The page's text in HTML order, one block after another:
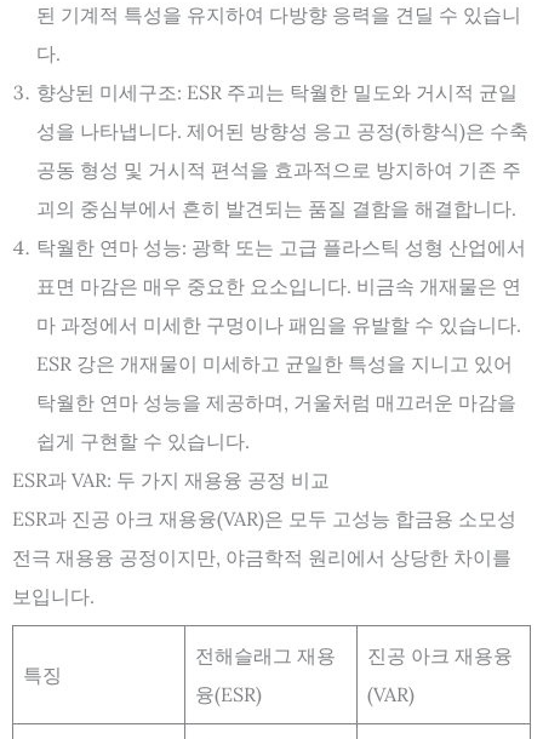
된 기계적 특성을 유지하여 다방향 응력을 견딜 수 있습니
다.
향상된 미세구조: ESR 주괴는 탁월한 밀도와 거시적 균일
성을 나타냅니다. 제어된 방향성 응고 공정(하향식)은 수축
공동 형성 및 거시적 편석을 효과적으로 방지하여 기존 주
괴의 중심부에서 흔히 발견되는 품질 결함을 해결합니다.
탁월한 연마 성능: 광학 또는 고급 플라스틱 성형 산업에서
표면 마감은 매우 중요한 요소입니다. 비금속 개재물은 연
마 과정에서 미세한 구멍이나 패임을 유발할 수 있습니다.
ESR 강은 개재물이 미세하고 균일한 특성을 지니고 있어
탁월한 연마 성능을 제공하며, 거울처럼 매끄러운 마감을
쉽게 구현할 수 있습니다.
ESR과 VAR: 두 가지 재용융 공정 비교
ESR과 진공 아크 재용융(VAR)은 모두 고성능 합금용 소모성
전극 재용융 공정이지만, 야금학적 원리에서 상당한 차이를
보입니다.
특징
전해슬래그 재용
융(ESR)
진공 아크 재용융
(VAR)